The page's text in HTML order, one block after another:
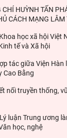
HUỲNH TẤN
CÁCH MẠNG LÂM
học xã hội Việt
tế và Xã hội
tác giữa Viện Hàn
Cao Bằng
nối truyền thống,
luận Trung ương
học, nghệ